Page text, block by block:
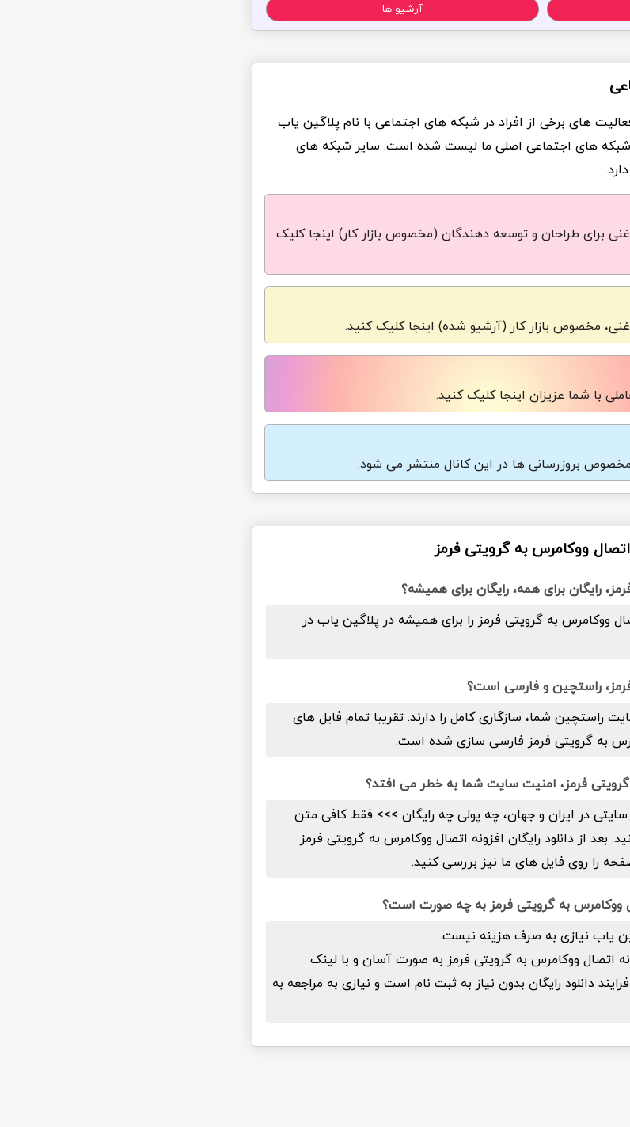
آرشیو ها
های برخی از افراد در شبکه های اجتماعی با نام پلاگین یاب
های اجتماعی اصلی ما لیست شده است. سایر شبکه های
برای طراحان و توسعه دهندگان (مخصوص بازار کار) اینجا کلیک
مخصوص بازار کار (آرشیو شده) اینجا کلیک کنید.
با شما عزیزان اینجا کلیک کنید.
مخصوص بروزرسانی ها در این کانال منتشر می شود.
اتصال ووکامرس به گرویتی فرمز
رایگان برای همه، رایگان برای همیشه؟
ووکامرس به گرویتی فرمز را برای همیشه در پلاگین یاب در
راستچین و فارسی است؟
راستچین شما، سازگاری کامل را دارند. تقریبا تمام فایل های
به گرویتی فرمز فارسی سازی شده است.
گرویتی فرمز، امنیت سایت شما به خطر می افتد؟
سایتی در ایران و جهان، چه پولی چه رایگان >>> فقط کافی متن
از دانلود رایگان افزونه اتصال ووکامرس به گرویتی فرمز
را روی فایل های ما نیز بررسی کنید.
ووکامرس به گرویتی فرمز به چه صورت است؟
یاب نیازی به صرف هزینه نیست.
اتصال ووکامرس به گرویتی فرمز به صورت آسان و با لینک
دانلود رایگان بدون نیاز به ثبت نام است و نیازی به مراجعه به